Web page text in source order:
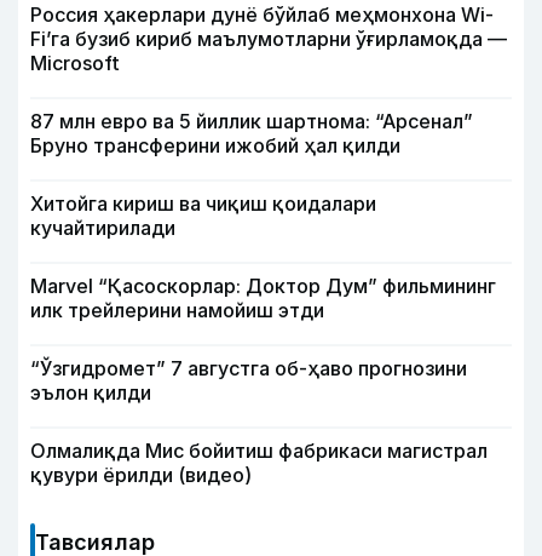
Россия ҳакерлари дунё бўйлаб меҳмонхона Wi-
Fi’га бузиб кириб маълумотларни ўғирламоқда —
Microsoft
87 млн евро ва 5 йиллик шартнома: “Арсенал”
Бруно трансферини ижобий ҳал қилди
Хитойга кириш ва чиқиш қоидалари
кучайтирилади
Marvel “Қасоскорлар: Доктор Дум” фильмининг
илк трейлерини намойиш этди
“Ўзгидромет” 7 августга об-ҳаво прогнозини
эълон қилди
Олмалиқда Мис бойитиш фабрикаси магистрал
қувури ёрилди (видео)
Тавсиялар